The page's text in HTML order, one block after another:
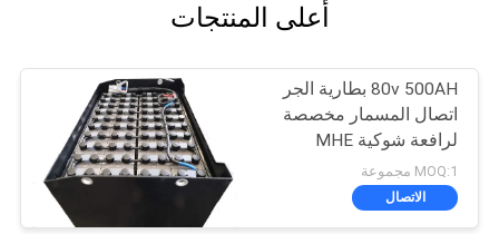
أعلى المنتجات
80v 500AH بطارية الجر
اتصال المسمار مخصصة
لرافعة شوكية MHE
MOQ:1 مجموعة
الاتصال